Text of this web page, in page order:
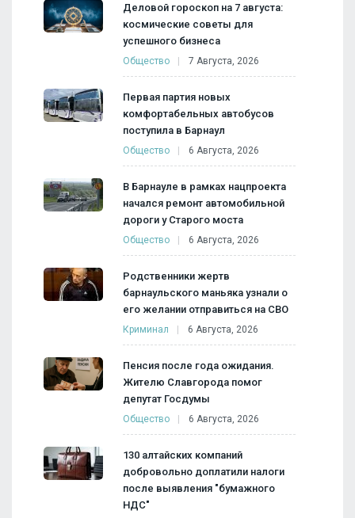
Деловой гороскоп на 7 августа:
космические советы для
успешного бизнеса
Общество 7 Августа, 2026
Первая партия новых
комфортабельных автобусов
поступила в Барнаул
Общество 6 Августа, 2026
В Барнауле в рамках нацпроекта
начался ремонт автомобильной
дороги у Старого моста
Общество 6 Августа, 2026
Родственники жертв
барнаульского маньяка узнали о
его желании отправиться на СВО
Криминал 6 Августа, 2026
Пенсия после года ожидания.
Жителю Славгорода помог
депутат Госдумы
Общество 6 Августа, 2026
130 алтайских компаний
добровольно доплатили налоги
после выявления "бумажного
НДС"